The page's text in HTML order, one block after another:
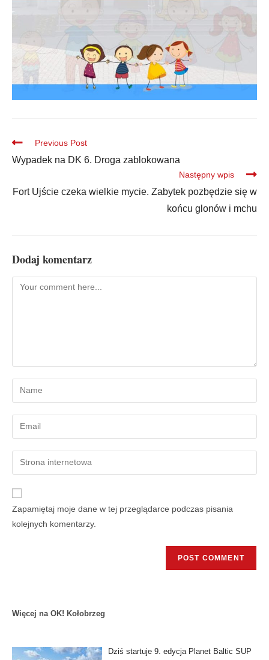
Previous Post
Wypadek na DK 6. Droga zablokowana
Następny wpis
Fort Ujście czeka wielkie mycie. Zabytek pozbędzie się w
końcu glonów i mchu
Dodaj komentarz
Zapamiętaj moje dane w tej przeglądarce podczas pisania
kolejnych komentarzy.
Więcej na OK! Kołobrzeg
Dziś startuje 9. edycja Planet Baltic SUP